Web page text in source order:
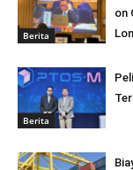
Berita
on
Berita